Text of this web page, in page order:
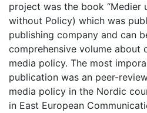
project was the book “Medier
without Policy) which was
publishing company and can
comprehensive volume about
media policy. The most
publication was an peer-
media policy in the Nordic
in East European